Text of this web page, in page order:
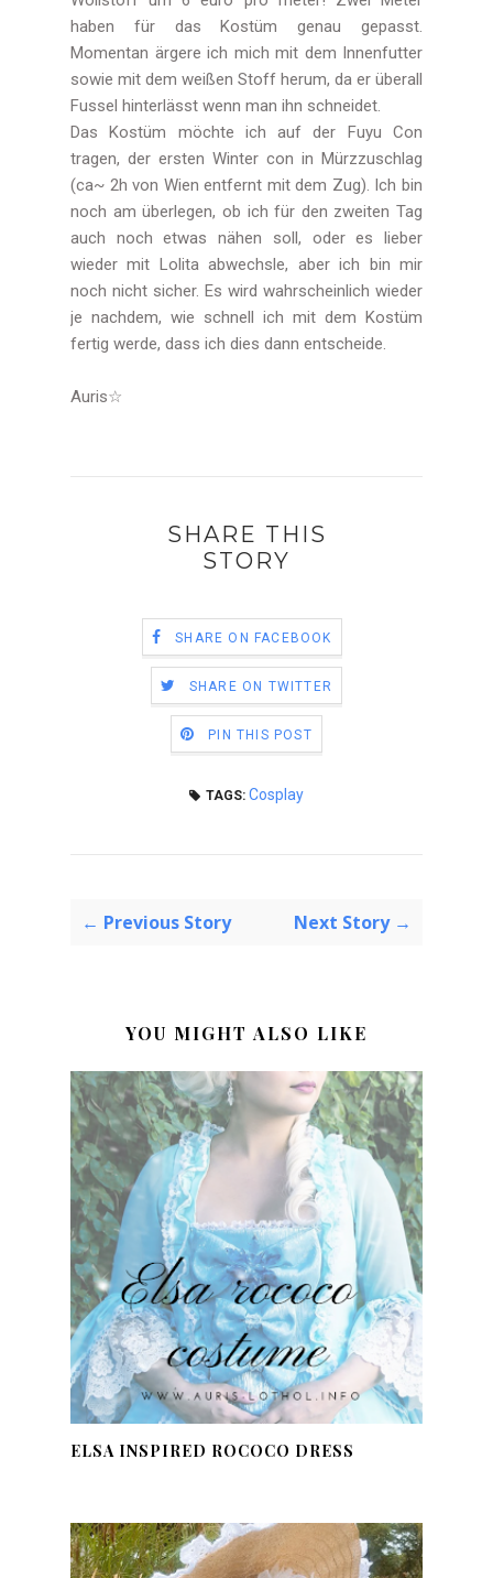
haben für das Kostüm genau gepasst.
Momentan ärgere ich mich mit dem Innenfutter
sowie mit dem weißen Stoff herum, da er überall
Fussel hinterlässt wenn man ihn schneidet.
Das Kostüm möchte ich auf der Fuyu Con
tragen, der ersten Winter con in Mürzzuschlag
(ca~ 2h von Wien entfernt mit dem Zug). Ich bin
noch am überlegen, ob ich für den zweiten Tag
auch noch etwas nähen soll, oder es lieber
wieder mit Lolita abwechsle, aber ich bin mir
noch nicht sicher. Es wird wahrscheinlich wieder
je nachdem, wie schnell ich mit dem Kostüm
fertig werde, dass ich dies dann entscheide.
Auris☆
SHARE THIS
STORY
SHARE ON FACEBOOK
SHARE ON TWITTER
PIN THIS POST
TAGS: Cosplay
← Previous Story Next Story →
YOU MIGHT ALSO LIKE
ELSA INSPIRED ROCOCO DRESS